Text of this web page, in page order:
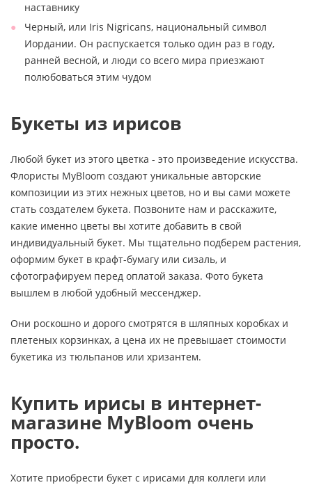
наставнику
Черный, или Iris Nigricans, национальный символ
Иордании. Он распускается только один раз в году,
ранней весной, и люди со всего мира приезжают
полюбоваться этим чудом
Букеты из ирисов
Любой букет из этого цветка - это произведение искусства.
Флористы MyBloom создают уникальные авторские
композиции из этих нежных цветов, но и вы сами можете
стать создателем букета. Позвоните нам и расскажите,
какие именно цветы вы хотите добавить в свой
индивидуальный букет. Мы тщательно подберем растения,
оформим букет в крафт-бумагу или сизаль, и
сфотографируем перед оплатой заказа. Фото букета
вышлем в любой удобный мессенджер.
Они роскошно и дорого смотрятся в шляпных коробках и
плетеных корзинках, а цена их не превышает стоимости
букетика из тюльпанов или хризантем.
Купить ирисы в интернет-
магазине MyBloom очень
просто.
Хотите приобрести букет с ирисами для коллеги или